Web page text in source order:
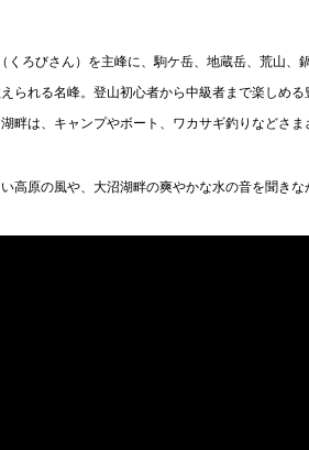
くろびさん）を主峰に、駒ケ岳、地蔵岳、荒山
られる名峰。登山初心者から中級者まで楽しめ
畔は、キャンプやボート、ワカサギ釣りなどさ
高原の風や、大沼湖畔の爽やかな水の音を聞き